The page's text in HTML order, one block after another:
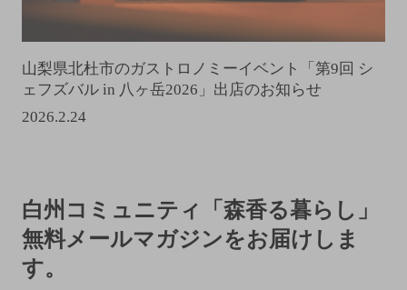
山梨県北杜市のガストロノミーイベント「第9回 シ
ェフズバル in 八ヶ岳2026」出店のお知らせ
2026.2.24
白州コミュニティ「森香る暮らし」
無料メールマガジンをお届けしま
す。